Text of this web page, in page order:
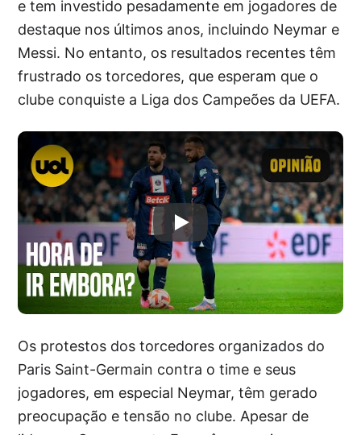
e tem investido pesadamente em jogadores de
destaque nos últimos anos, incluindo Neymar e
Messi. No entanto, os resultados recentes têm
frustrado os torcedores, que esperam que o
clube conquiste a Liga dos Campeões da UEFA.
Os protestos dos torcedores organizados do
Paris Saint-Germain contra o time e seus
jogadores, em especial Neymar, têm gerado
preocupação e tensão no clube. Apesar de